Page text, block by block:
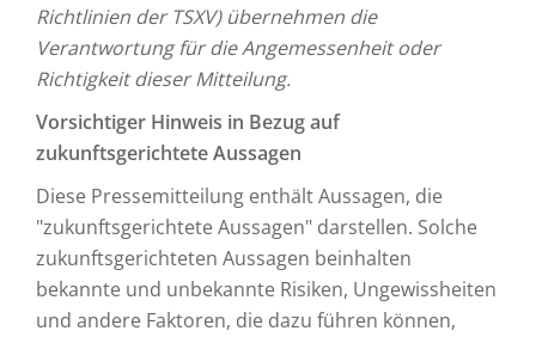
Richtlinien der TSXV) übernehmen die
Verantwortung für die Angemessenheit oder
Richtigkeit dieser Mitteilung.
Vorsichtiger Hinweis in Bezug auf
zukunftsgerichtete Aussagen
Diese Pressemitteilung enthält Aussagen, die
"zukunftsgerichtete Aussagen" darstellen. Solche
zukunftsgerichteten Aussagen beinhalten
bekannte und unbekannte Risiken, Ungewissheiten
und andere Faktoren, die dazu führen können,